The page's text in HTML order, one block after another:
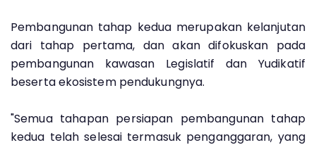
Pembangunan tahap kedua merupakan kelanjutan
dari tahap pertama, dan akan difokuskan pada
pembangunan kawasan Legislatif dan Yudikatif
beserta ekosistem pendukungnya.
"Semua tahapan persiapan pembangunan tahap
kedua telah selesai termasuk penganggaran, yang